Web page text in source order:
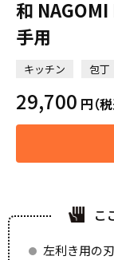
こ
左利き用の
和
手用
キッチン 包丁
29,700 円（税